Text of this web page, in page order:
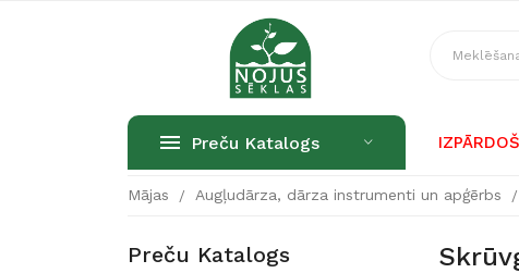
Preču Katalogs
Mājas Augļudārza, dārza instrumenti un apģērbs
Preču Katalogs